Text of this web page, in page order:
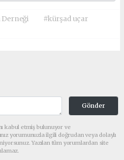
Derneği
#kürşad uçar
Gönder
kabul etmiş bulunuyor ve
yorumunuzla ilgili doğrudan veya dolaylı
Yazılan tüm yorumlardan site